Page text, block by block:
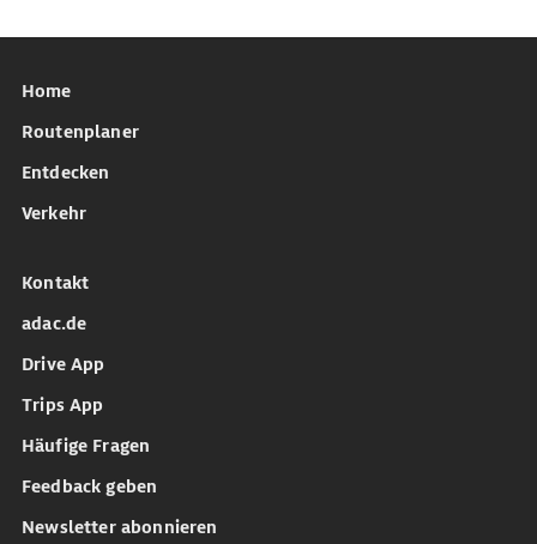
Home
Routenplaner
Entdecken
Verkehr
Kontakt
adac.de
Drive App
Trips App
Häufige Fragen
Feedback geben
Newsletter abonnieren